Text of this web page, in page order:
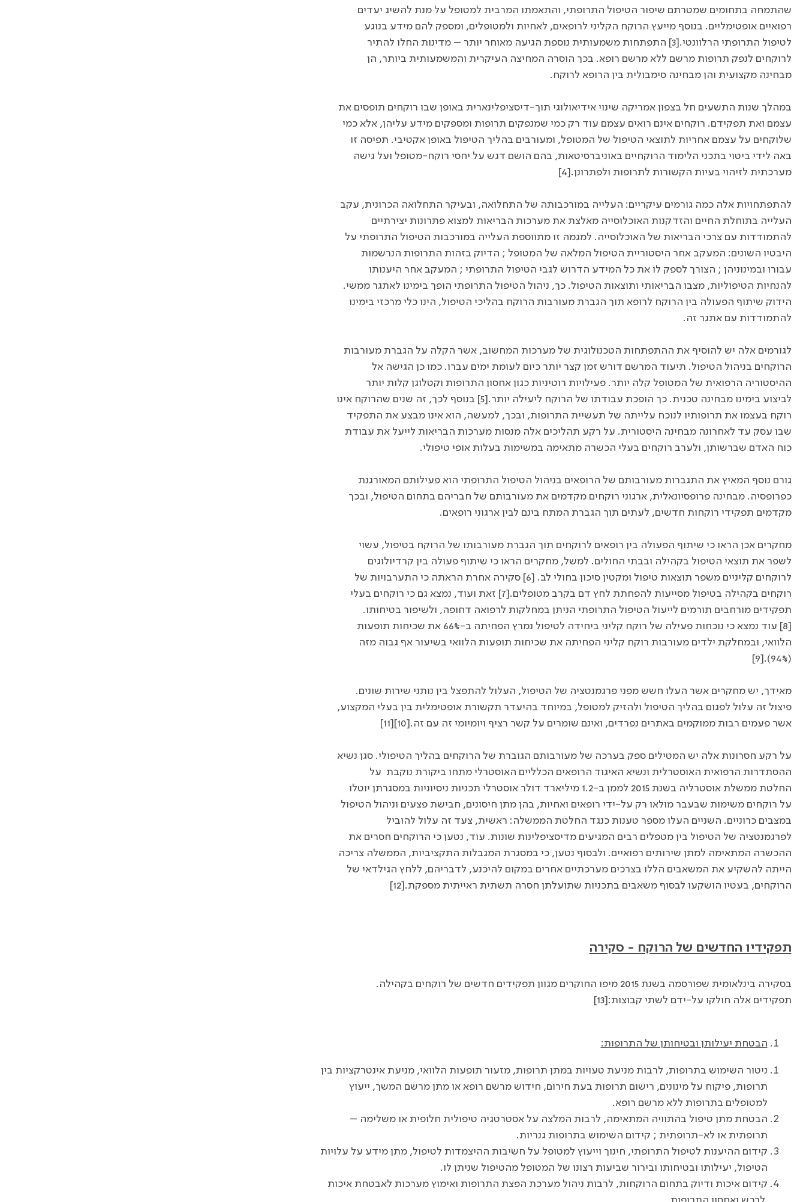
שהתמחה בתחומים שמטרתם שיפור הטיפול התרופתי, והתאמתו המרבית למטופל על מנת להשיג יעדים
רפואיים אופטימליים. בנוסף מייעץ הרוקח הקליני לרופאים, לאחיות ולמטופלים, ומספק להם מידע בנוגע
לטיפול התרופתי הרלוונטי.[3] התפתחות משמעותית נוספת הגיעה מאוחר יותר – מדינות החלו להתיר
לרוקחים לנפק תרופות מרשם ללא מרשם רופא. בכך הוסרה המחיצה העיקרית והמשמעותית ביותר, הן
מבחינה מקצועית והן מבחינה סימבולית בין הרופא לרוקח.
במהלך שנות התשעים חל בצפון אמריקה שינוי אידיאולוגי תוך-דיסציפלינארית באופן שבו רוקחים תופסים את
עצמם ואת תפקידם. רוקחים אינם רואים עצמם עוד רק כמי שמנפקים תרופות ומספקים מידע עליהן, אלא כמי
שלוקחים על עצמם אחריות לתוצאי הטיפול של המטופל, ומעורבים בהליך הטיפול באופן אקטיבי. תפיסה זו
באה לידי ביטוי בתכני הלימוד הרוקחיים באוניברסיטאות, בהם הושם דגש על יחסי רוקח-מטופל ועל גישה
מערכתית לזיהוי בעיות הקשורות לתרופות ולפתרונן.[4]
להתפתחויות אלה כמה גורמים עיקריים: העלייה במורכבותה של התחלואה, ובעיקר התחלואה הכרונית, עקב
העלייה בתוחלת החיים והזדקנות האוכלוסייה מאלצת את מערכות הבריאות למצוא פתרונות יצירתיים
להתמודדות עם צרכי הבריאות של האוכלוסייה. למגמה זו מתווספת העלייה במורכבות הטיפול התרופתי על
היבטיו השונים: המעקב אחר היסטוריית הטיפול המלאה של המטופל ; הדיוק בזהות התרופות הנרשמות
עבורו ובמינוניהן ; הצורך לספק לו את כל המידע הדרוש לגבי הטיפול התרופתי ; המעקב אחר היענותו
להנחיות הטיפוליות, מצבו הבריאותי ותוצאות הטיפול. כך, ניהול הטיפול התרופתי הופך בימינו לאתגר ממשי.
הידוק שיתוף הפעולה בין הרוקח לרופא תוך הגברת מעורבות הרוקח בהליכי הטיפול, הינו כלי מרכזי בימינו
להתמודדות עם אתגר זה.
לגורמים אלה יש להוסיף את ההתפתחות הטכנולוגית של מערכות המחשוב, אשר הקלה על הגברת מעורבות
הרוקחים בניהול הטיפול. תיעוד המרשם דורש זמן קצר יותר כיום לעומת ימים עברו. כמו כן הגישה אל
ההיסטוריה הרפואית של המטופל קלה יותר. פעילויות רוטיניות כגון אחסון התרופות וקטלוגן קלות יותר
לביצוע בימינו מבחינה טכנית. כך הופכת עבודתו של הרוקח ליעילה יותר.[5] בנוסף לכך, זה שנים שהרוקח אינו
רוקח בעצמו את תרופותיו לנוכח עלייתה של תעשיית התרופות, ובכך, למעשה, הוא אינו מבצע את התפקיד
שבו עסק עד לאחרונה מבחינה היסטורית. על רקע תהליכים אלה מנסות מערכות הבריאות לייעל את עבודת
כוח האדם שברשותן, ולערב רוקחים בעלי הכשרה מתאימה במשימות בעלות אופי טיפולי.
גורם נוסף המאיץ את התגברות מעורבותם של הרופאים בניהול הטיפול התרופתי הוא פעילותם המאורגנת
כפרופסיה. מבחינה פרופסיונאלית, ארגוני רוקחים מקדמים את מעורבותם של חבריהם בתחום הטיפול, ובכך
מקדמים תפקידי רוקחות חדשים, לעתים תוך הגברת המתח בינם לבין ארגוני רופאים.
מחקרים אכן הראו כי שיתוף הפעולה בין רופאים לרוקחים תוך הגברת מעורבותו של הרוקח בטיפול, עשוי
לשפר את תוצאי הטיפול בקהילה ובבתי החולים. למשל, מחקרים הראו כי שיתוף פעולה בין קרדיולוגים
לרוקחים קליניים משפר תוצאות טיפול ומקטין סיכון בחולי לב. [6] סקירה אחרת הראתה כי התערבויות של
רוקחים בקהילה בטיפול מסייעות להפחתת לחץ דם בקרב מטופלים.[7] זאת ועוד, נמצא גם כי רוקחים בעלי
תפקידים מורחבים תורמים לייעול הטיפול התרופתי הניתן במחלקות לרפואה דחופה, ולשיפור בטיחותו.
[8] עוד נמצא כי נוכחות פעילה של רוקח קליני ביחידה לטיפול נמרץ הפחיתה ב-66% את שכיחות תופעות
הלוואי, ובמחלקת ילדים מעורבות רוקח קליני הפחיתה את שכיחות תופעות הלוואי בשיעור אף גבוה מזה
(94%).[9]
מאידך, יש מחקרים אשר העלו חשש מפני פרגמנטציה של הטיפול, העלול להתפצל בין נותני שירות שונים.
פיצול זה עלול לפגום בהליך הטיפול ולהזיק למטופל, במיוחד בהיעדר תקשורת אופטימלית בין בעלי המקצוע,
אשר פעמים רבות ממוקמים באתרים נפרדים, ואינם שומרים על קשר רציף ויומיומי זה עם זה.[10][11]
על רקע חסרונות אלה יש המטילים ספק בערכה של מעורבותם הגוברת של הרוקחים בהליך הטיפולי. סגן נשיא
ההסתדרות הרפואית האוסטרלית ונשיא האיגוד הרופאים הכלליים האוסטרלי מתחו ביקורת נוקבת על
החלטת ממשלת אוסטרליה בשנת 2015 לממן ב-1.2 מיליארד דולר אוסטרלי תכניות ניסיוניות במסגרתן יוטלו
על רוקחים משימות שבעבר מולאו רק על-ידי רופאים ואחיות, בהן מתן חיסונים, חבישת פצעים וניהול הטיפול
במצבים כרוניים. השניים העלו מספר טענות כנגד החלטת הממשלה: ראשית, צעד זה עלול להוביל
לפרגמנטציה של הטיפול בין מטפלים רבים המגיעים מדיסציפלינות שונות. עוד, נטען כי הרוקחים חסרים את
ההכשרה המתאימה למתן שירותים רפואיים. ולבסוף נטען, כי במסגרת המגבלות התקציביות, הממשלה צריכה
הייתה להשקיע את המשאבים הללו בצרכים מערכתיים אחרים במקום להיכנע, לדבריהם, ללחץ הגילדאי של
הרוקחים, בעטיו הושקעו לבסוף משאבים בתכניות שתועלתן חסרה תשתית ראייתית מספקת.[12]
תפקידיו החדשים של הרוקח - סקירה
בסקירה בינלאומית שפורסמה בשנת 2015 מיפו החוקרים מגוון תפקידים חדשים של רוקחים בקהילה.
תפקידים אלה חולקו על-ידם לשתי קבוצות:[13]
הבטחת יעילותן ובטיחותן של התרופות:
ניטור השימוש בתרופות, לרבות מניעת טעויות במתן תרופות, מזעור תופעות הלוואי, מניעת אינטרקציות בין
תרופות, פיקוח על מינונים, רישום תרופות בעת חירום, חידוש מרשם רופא או מתן מרשם המשך, ייעוץ
למטופלים בתרופות ללא מרשם רופא.
הבטחת מתן טיפול בהתוויה המתאימה, לרבות המלצה על אסטרטגיה טיפולית חלופית או משלימה –
תרופתית או לא-תרופתית ; קידום השימוש בתרופות גנריות.
קידום ההיענות לטיפול התרופתי, חינוך וייעוץ למטופל על חשיבות ההיצמדות לטיפול, מתן מידע על עלויות
הטיפול, יעילותו ובטיחותו ובירור שביעות רצונו של המטופל מהטיפול שניתן לו.
קידום איכות ודיוק בתחום הרוקחות, לרבות ניהול מערכת הפצת התרופות ואימוץ מערכות לאבטחת איכות